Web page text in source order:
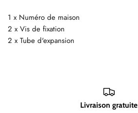
1 x Numéro de maison
2 x Vis de fixation
2 x Tube d'expansion
Livraison gratuite